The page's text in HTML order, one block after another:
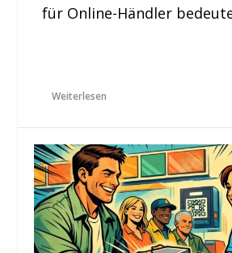
für Online-Händler
Weiterlesen